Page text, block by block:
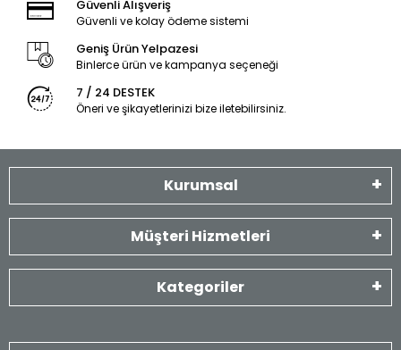
Güvenli Alışveriş
Güvenli ve kolay ödeme sistemi
Geniş Ürün Yelpazesi
Binlerce ürün ve kampanya seçeneği
7 / 24 DESTEK
Öneri ve şikayetlerinizi bize iletebilirsiniz.
Kurumsal
Müşteri Hizmetleri
Kategoriler